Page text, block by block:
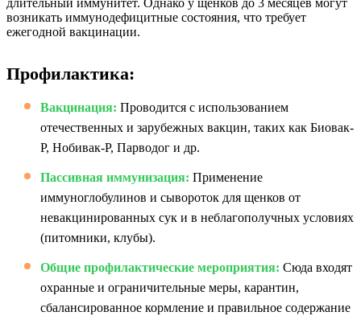
длительный иммунитет. Однако у щенков до 3 месяцев могут
возникать иммунодефицитные состояния, что требует
ежегодной вакцинации.
Профилактика:
Вакцинация: Проводится с использованием
отечественных и зарубежных вакцин, таких как Биовак-
Р, Нобивак-Р, Парводог и др.
Пассивная иммунизация: Применение
иммуноглобулинов и сывороток для щенков от
невакцинированных сук и в неблагополучных условиях
(питомники, клубы).
Общие профилактические мероприятия: Сюда входят
охранные и ограничительные меры, карантин,
сбалансированное кормление и правильное содержание